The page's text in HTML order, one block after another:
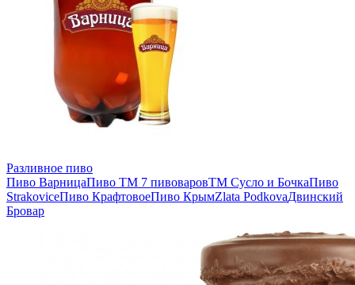
Разливное пиво
Пиво ВарницаПиво ТМ 7 пивоваровТМ Сусло и БочкаПиво
StrakoviceПиво КрафтовоеПиво КрымZlata PodkovaДвинский
Бровар